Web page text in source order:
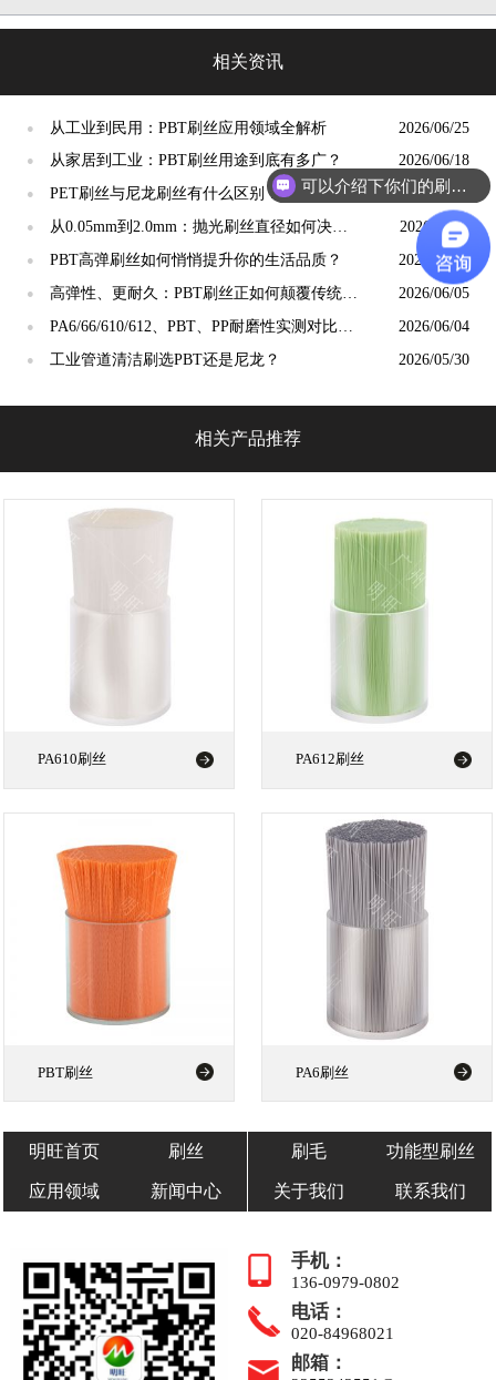
相关资讯
● 从工业到民用：PBT刷丝应用领域全解析 2026/06/25
● 从家居到工业：PBT刷丝用途到底有多广？ 2026/06/18
●
PET刷丝与尼龙刷丝有什么区别？如何选择更
合适？
2026/06/13
●
从0.05mm到2.0mm：抛光刷丝直径如何决定
抛光精度？
2026/06/11
● PBT高弹刷丝如何悄悄提升你的生活品质？ 2026/06/06
●
高弹性、更耐久：PBT刷丝正如何颠覆传统清
洁工具市场？
2026/06/05
●
PA6/66/610/612、PBT、PP耐磨性实测对比：
谁才是"耐磨之王"？
2026/06/04
● 工业管道清洁刷选PBT还是尼龙？ 2026/05/30
相关产品推荐
PA610刷丝 PA612刷丝
PBT刷丝 PA6刷丝
明旺首页 刷丝 刷毛 功能型刷丝
应用领域 新闻中心 关于我们 联系我们
手机：
136-0979-0802
电话：
020-84968021
邮箱：
可以介绍下你们的刷丝吗？